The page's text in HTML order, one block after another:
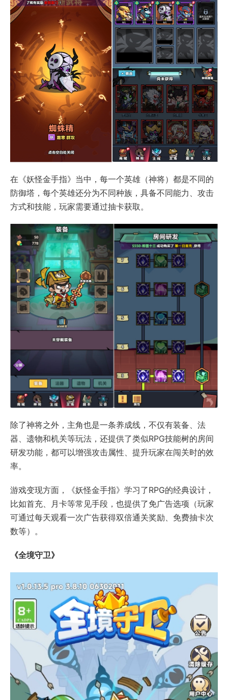
在《妖怪金手指》当中，每一个英雄（神将）都是不同的
防御塔，每个英雄还分为不同种族，具备不同能力、攻击
方式和技能，玩家需要通过抽卡获取。
除了神将之外，主角也是一条养成线，不仅有装备、法
器、遗物和机关等玩法，还提供了类似RPG技能树的房间
研发功能，都可以增强攻击属性、提升玩家在闯关时的效
率。
游戏变现方面，《妖怪金手指》学习了RPG的经典设计，
比如首充、月卡等常见手段，也提供了免广告选项（玩家
可通过每天观看一次广告获得双倍通关奖励、免费抽卡次
数等）。
《全境守卫》